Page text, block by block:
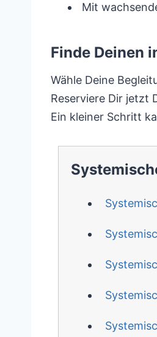
Mit
Finde Deinen
Wähle Deine
Reserviere Dir jetzt
Ein kleiner Schritt